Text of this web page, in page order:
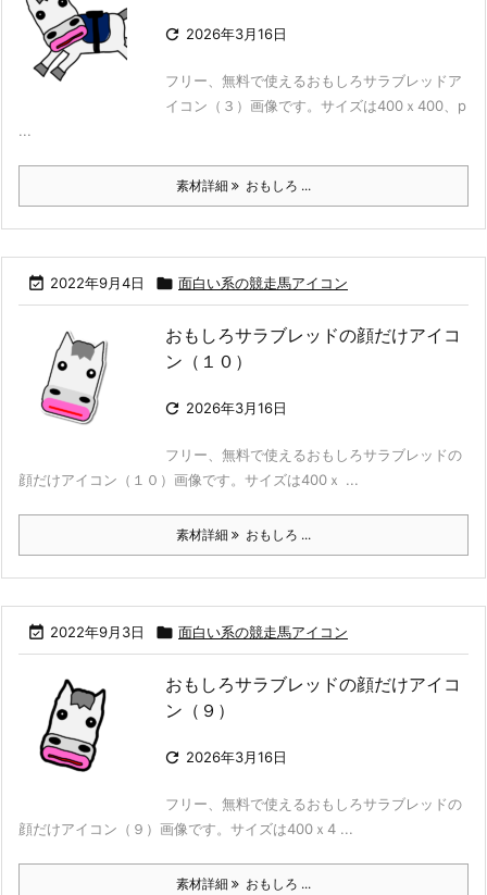
 2026年3月16日
フリー、無料で使えるおもしろサラブレッドア
イコン（３）画像です。サイズは400ｘ400、p
...
素材詳細 おもしろ ...
 2022年9月4日  面白い系の競走馬アイコン
おもしろサラブレッドの顔だけアイコ
ン（１０）
 2026年3月16日
フリー、無料で使えるおもしろサラブレッドの
顔だけアイコン（１０）画像です。サイズは400ｘ ...
素材詳細 おもしろ ...
 2022年9月3日  面白い系の競走馬アイコン
おもしろサラブレッドの顔だけアイコ
ン（９）
 2026年3月16日
フリー、無料で使えるおもしろサラブレッドの
顔だけアイコン（９）画像です。サイズは400ｘ4 ...
素材詳細 おもしろ ...